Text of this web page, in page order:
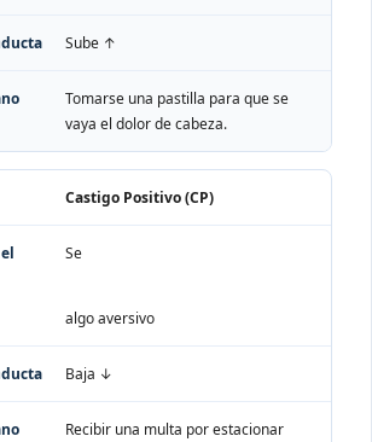
Sube ↑
Tomarse una pastilla para que se
vaya el dolor de cabeza.
Castigo Positivo (CP)
Se
algo aversivo
Baja ↓
Recibir una multa por estacionar